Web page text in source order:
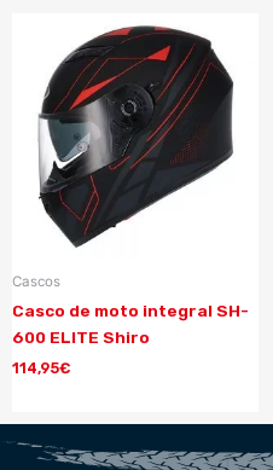
Cascos
Casco de moto integral SH-
600 ELITE Shiro
114,95€